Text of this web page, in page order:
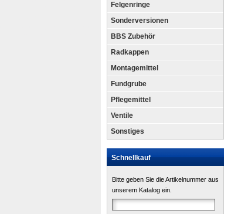
Felgenringe
Sonderversionen
BBS Zubehör
Radkappen
Montagemittel
Fundgrube
Pflegemittel
Ventile
Sonstiges
Schnellkauf
Bitte geben Sie die Artikelnummer aus
unserem Katalog ein.